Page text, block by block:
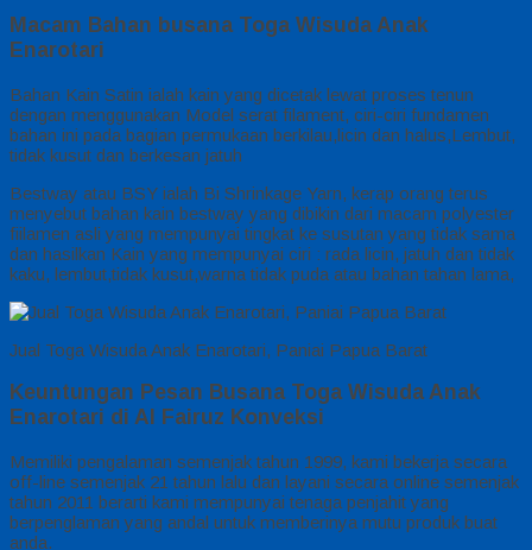
Macam Bahan busana Toga Wisuda Anak
Enarotari
Bahan Kain Satin ialah kain yang dicetak lewat proses tenun
dengan menggunakan Model serat filament, ciri-ciri fundamen
bahan ini pada bagian permukaan berkilau,licin dan halus,Lembut,
tidak kusut dan berkesan jatuh
Bestway atau BSY ialah Bi Shrinkage Yarn, kerap orang terus
menyebut bahan kain bestway yang dibikin dari macam polyester
fiilamen asli yang mempunyai tingkat ke susutan yang tidak sama
dan hasilkan Kain yang mempunyai ciri : rada licin, jatuh dan tidak
kaku, lembut,tidak kusut,warna tidak puda atau bahan tahan lama,
Jual Toga Wisuda Anak Enarotari, Paniai Papua Barat
Keuntungan Pesan Busana Toga Wisuda Anak
Enarotari di Al Fairuz Konveksi
Memiliki pengalaman semenjak tahun 1999, kami bekerja secara
off-line semenjak 21 tahun lalu dan layani secara online semenjak
tahun 2011 berarti kami mempunyai tenaga penjahit yang
berpenglaman yang andal untuk memberinya mutu produk buat
anda.